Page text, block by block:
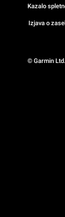
© Garmin
Kazalo
Izjava o